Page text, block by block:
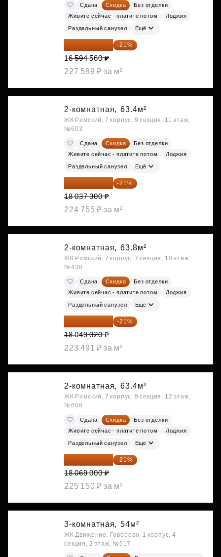
Сдана Скидка
Без отделки
Живите сейчас - платите потом
Лоджия
Раздельный санузел Ещё
13 109 702 ₽ -21%
16 594 560 ₽
227 599 ₽ за м²
2-комнатная, 63.4м²
ЖК Римский, 7 корпус, 9 секция, 11 этаж,
№603
Сдана Скидка
Без отделки
Живите сейчас - платите потом
Лоджия
Раздельный санузел Ещё
14 249 467 ₽ -21%
18 037 300 ₽
224 755 ₽ за м²
2-комнатная, 63.8м²
ЖК Римский, 7 корпус, 7 секция, 10 этаж,
№430
Сдана Скидка
Без отделки
Живите сейчас - платите потом
Лоджия
Раздельный санузел Ещё
14 258 726 ₽ -21%
18 049 020 ₽
223 491 ₽ за м²
2-комнатная, 63.4м²
ЖК Римский, 7 корпус, 9 секция, 12 этаж,
№608
Сдана Скидка
Без отделки
Живите сейчас - платите потом
Лоджия
Раздельный санузел Ещё
14 274 510 ₽ -21%
18 069 000 ₽
225 150 ₽ за м²
3-комнатная, 54м²
ЖК Движение. Говорово, 1 корпус, 4
секция, 2 этаж, №517